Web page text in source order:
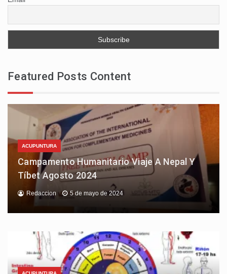
Featured Posts Content
ACUPUNTURA
Campamento Humanitario Viaje A Nepal Y
Tíbet Agosto 2024
Redaccion 5 de mayo de 2024